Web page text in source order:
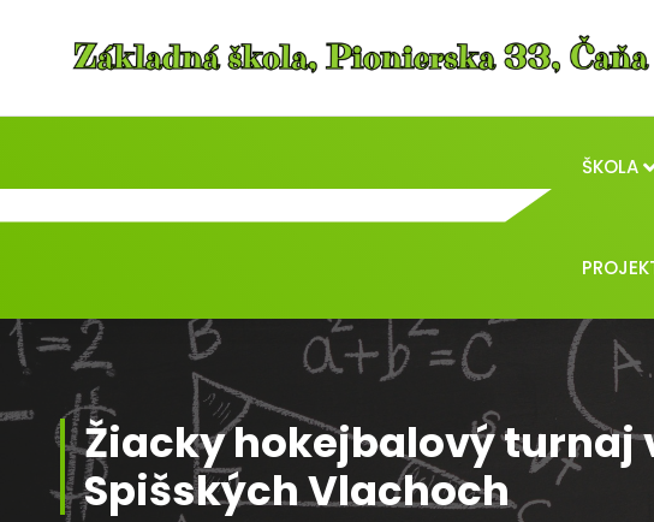
ŠKOLA
Žiacky hokejbalový turnaj
Spišských Vlachoch